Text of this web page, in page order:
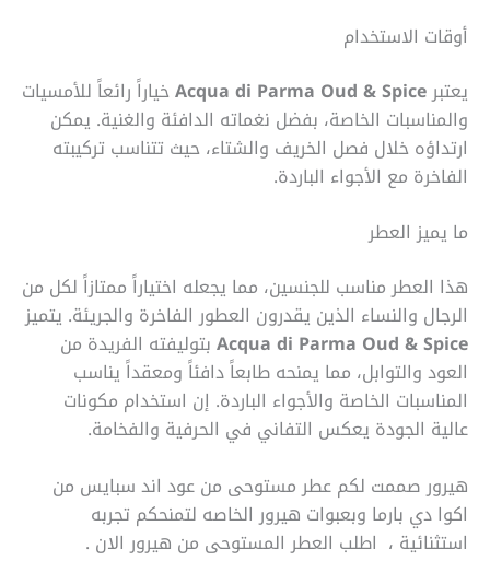
أوقات الاستخدام
يعتبرAcqua di Parma Oud & Spiceخياراً رائعاً للأمسيات
والمناسبات الخاصة، بفضل نغماته الدافئة والغنية. يمكن
ارتداؤه خلال فصل الخريف والشتاء، حيث تتناسب تركيبته
الفاخرة مع الأجواء الباردة.
ما يميز العطر
هذا العطر مناسب للجنسين، مما يجعله اختياراً ممتازاً لكل من
الرجال والنساء الذين يقدرون العطور الفاخرة والجريئة. يتميز
Acqua di Parma Oud & Spiceبتوليفته الفريدة من
العود والتوابل، مما يمنحه طابعاً دافئاً ومعقداً يناسب
المناسبات الخاصة والأجواء الباردة. إن استخدام مكونات
عالية الجودة يعكس التفاني في الحرفية والفخامة.
هيرور صممت لكم عطر مستوحى من عود اند سبايس من
اكوا دي بارما وبعبوات هيرور الخاصه لتمنحكم تجربه
استثنائية ، اطلب العطر المستوحى من هيرور الان .